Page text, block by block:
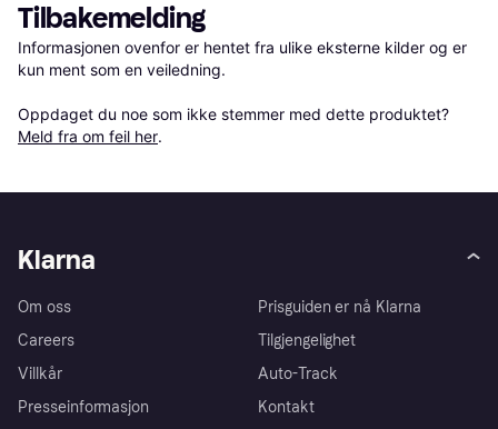
Tilbakemelding
Informasjonen ovenfor er hentet fra ulike eksterne kilder og er
kun ment som en veiledning.
Oppdaget du noe som ikke stemmer med dette produktet?
Meld fra om feil her.
Klarna
Om oss
Careers
Villkår
Presseinformasjon
Prisguiden er nå Klarna
Tilgjengelighet
Auto-Track
Kontakt